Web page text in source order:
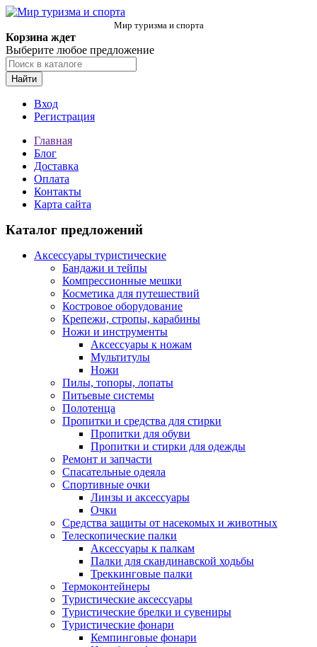
Мир туризма и спорта
Корзина ждет
Выберите любое предложение
Найти
Вход
Регистрация
Главная
Блог
Доставка
Оплата
Контакты
Карта сайта
Каталог предложений
Аксессуары туристические
Бандажи и тейпы
Компрессионные мешки
Косметика для путешествий
Костровое оборудование
Крепежи, стропы, карабины
Ножи и инструменты
Аксессуары к ножам
Мультитулы
Ножи
Пилы, топоры, лопаты
Питьевые системы
Полотенца
Пропитки и средства для стирки
Пропитки для обуви
Пропитки и стирки для одежды
Ремонт и запчасти
Спасательные одеяла
Спортивные очки
Линзы и аксессуары
Очки
Средства защиты от насекомых и животных
Телескопические палки
Аксессуары к палкам
Палки для скандинавской ходьбы
Треккинговые палки
Термоконтейнеры
Туристические аксессуары
Туристические брелки и сувениры
Туристические фонари
Кемпинговые фонари